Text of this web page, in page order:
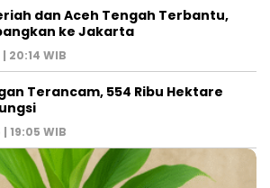
dan Aceh Tengah Terbantu,
ke Jakarta
20:14 WIB
Terancam, 554 Ribu Hektare
19:05 WIB